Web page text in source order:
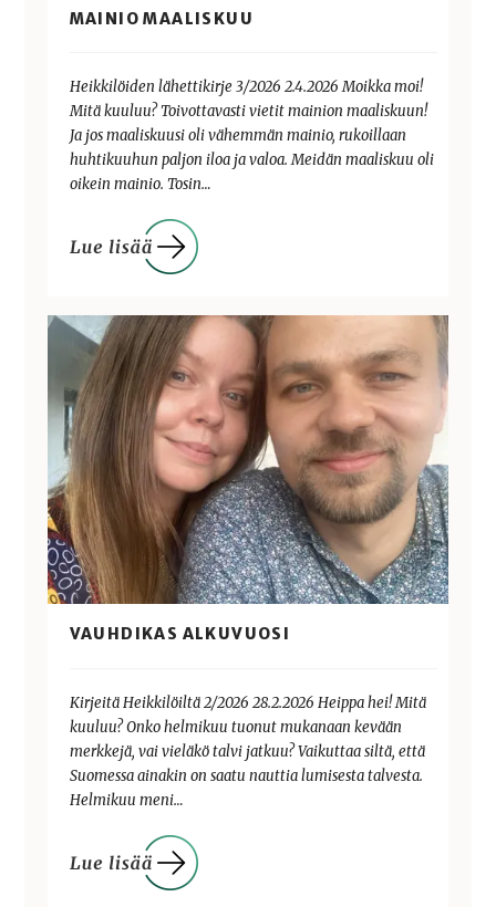
MAINIO MAALISKUU
Heikkilöiden lähettikirje 3/2026 2.4.2026 Moikka moi!
Mitä kuuluu? Toivottavasti vietit mainion maaliskuun!
Ja jos maaliskuusi oli vähemmän mainio, rukoillaan
huhtikuuhun paljon iloa ja valoa. Meidän maaliskuu oli
oikein mainio. Tosin…
VAUHDIKAS ALKUVUOSI
Kirjeitä Heikkilöiltä 2/2026 28.2.2026 Heippa hei! Mitä
kuuluu? Onko helmikuu tuonut mukanaan kevään
merkkejä, vai vieläkö talvi jatkuu? Vaikuttaa siltä, että
Suomessa ainakin on saatu nauttia lumisesta talvesta.
Helmikuu meni…